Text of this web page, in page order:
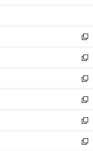
開
ウ
開
く
ン
ウ
で
開
く
ウ
ン
ド
ウ
で
開
く
新
し
い
ウ
ィ
ン
ド
ウ
で
開
く
新
し
い
ウ
ィ
ン
ド
ウ
で
新
し
い
ウ
ィ
ン
ド
新
し
い
ウ
ィ
新
し
い
新